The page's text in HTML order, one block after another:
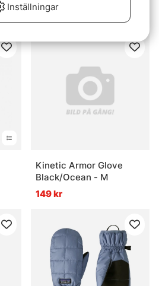
589 kr
Kinetic Armor Glove
Black/Ocean - M
149 kr
Inställningar